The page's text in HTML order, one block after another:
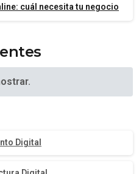
cuál necesita tu negocio
Digital